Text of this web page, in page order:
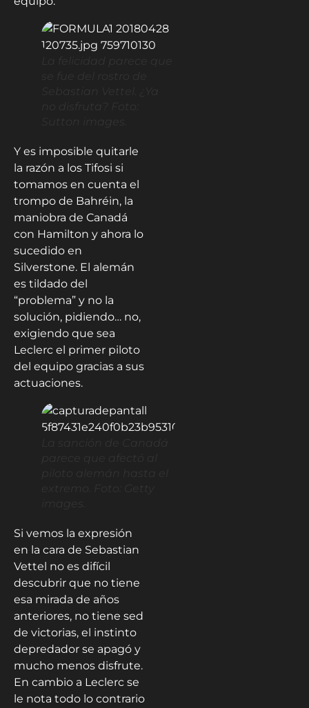
Y es imposible quitarle
la razón a los Tifosi si
tomamos en cuenta el
trompo de Bahréin, la
maniobra de Canadá
con Hamilton y ahora lo
sucedido en
Silverstone. El alemán
es tildado del
“problema” y no la
solución, pidiendo… no,
exigiendo que sea
Leclerc el primer piloto
del equipo gracias a sus
actuaciones.
Si vemos la expresión
en la cara de Sebastian
Vettel no es difícil
descubrir que no tiene
esa mirada de años
anteriores, no tiene sed
de victorias, el instinto
depredador se apagó y
mucho menos disfrute.
En cambio a Leclerc se
le nota todo lo contrario